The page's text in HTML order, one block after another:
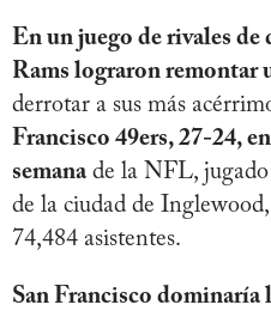
En un juego de rivales
Rams lograron remontar
derrotar a sus más
Francisco 49ers, 27-24,
semanade la NFL, jugado
de la ciudad de
74,484 asistentes.
San Francisco dominaría